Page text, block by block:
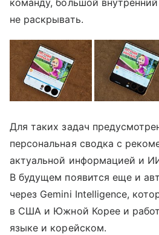
команду, большой
не раскрывать.
Для таких задач
персональная сводка с
актуальной информацией и
В будущем появится еще и
через Gemini Intelligence,
в США и Южной Корее и
языке и корейском.